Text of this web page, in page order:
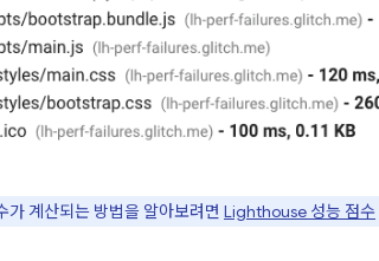
가 계산되는 방법을 알아보려면 Lighthouse 성능 점수